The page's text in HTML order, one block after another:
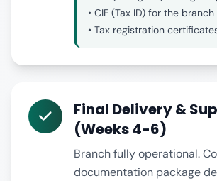
• CIF (Tax ID) for the branch
• Tax registration
Final Delivery &
(Weeks 4-6)
Branch fully operational.
documentation package